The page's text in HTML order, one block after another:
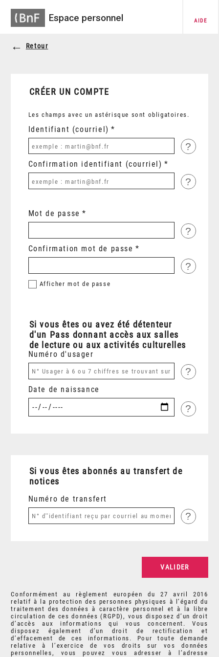
Espace personnel AIDE
Retour
CRÉER UN COMPTE
Les champs avec un astérisque sont obligatoires.
Identifiant (courriel)
?
Confirmation identifiant (courriel)
?
Mot de passe
?
Confirmation mot de passe
?
Afficher mot de passe
Si vous êtes ou avez été détenteur
d'un Pass donnant accès aux salles
de lecture ou aux activités culturelles
Numéro d'usager
?
Date de naissance
?
Si vous êtes abonnés au transfert de
notices
Numéro de transfert
?
Conformément au règlement européen du 27 avril 2016
relatif à la protection des personnes physiques à l’égard du
traitement des données à caractère personnel et à la libre
circulation de ces données (RGPD), vous disposez d’un droit
d’accès aux informations qui vous concernent. Vous
disposez également d’un droit de rectification et
d’effacement de ces informations. Pour toute demande
relative à l’exercice de vos droits sur vos données
personnelles, vous pouvez vous adresser à l’adresse